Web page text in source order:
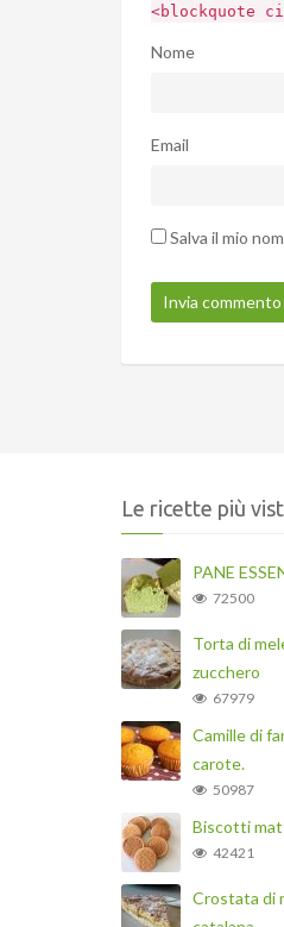
<blockquote
Nome
Email
Salva il mio
Le ricette più
PANE
72500
Torta di
zucchero
67979
Camille di
carote.
50987
Biscotti
42421
Crostata di